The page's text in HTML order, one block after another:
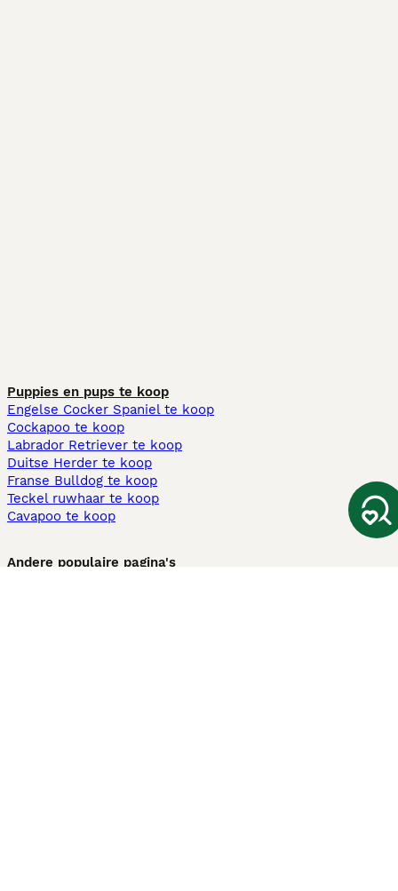
Puppies en pups te koop
Engelse Cocker Spaniel te koop
Cockapoo te koop
Labrador Retriever te koop
Duitse Herder te koop
Franse Bulldog te koop
Teckel ruwhaar te koop
Cavapoo te koop
Andere populaire pagina's